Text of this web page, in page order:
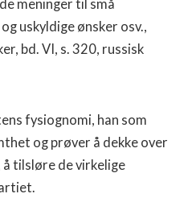
meninger til små
uskyldige ønsker osv.,
bd. VI, s. 320, russisk
fysiognomi, han som
og prøver å dekke over
tilsløre de virkelige